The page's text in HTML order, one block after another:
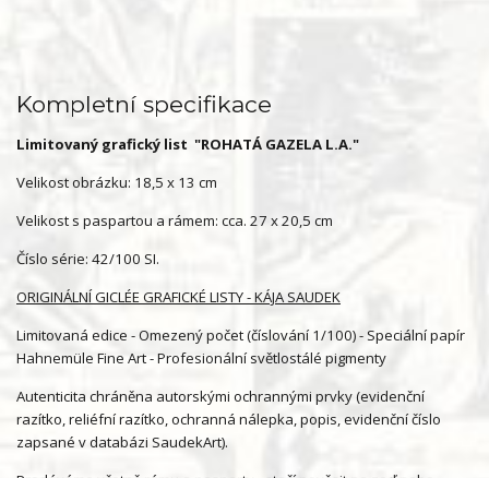
Kompletní specifikace
Limitovaný grafický list "ROHATÁ GAZELA L.A."
Velikost obrázku: 18,5 x 13 cm
Velikost s paspartou a rámem: cca. 27 x 20,5 cm
Číslo série: 42/100 SI.
ORIGINÁLNÍ GICLÉE GRAFICKÉ LISTY - KÁJA SAUDEK
Limitovaná edice - Omezený počet (číslování 1/100) - Speciální papír
Hahnemüle Fine Art - Profesionální světlostálé pigmenty
Autenticita chráněna autorskými ochrannými prvky (evidenční
razítko, reliéfní razítko, ochranná nálepka, popis, evidenční číslo
zapsané v databázi SaudekArt).